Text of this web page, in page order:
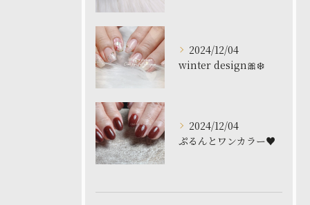
2024/12/04
winter design🎀❄️
2024/12/04
ぷるんとワンカラー♥️